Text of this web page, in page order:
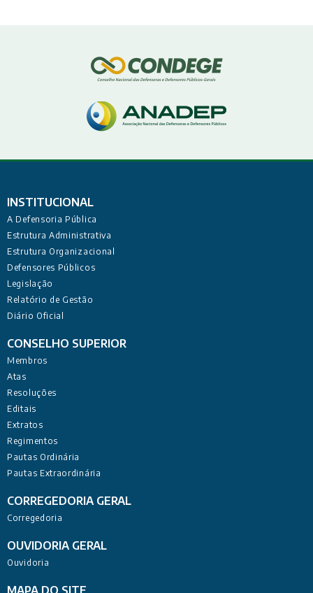
INSTITUCIONAL
A Defensoria Pública
Estrutura Administrativa
Estrutura Organizacional
Defensores Públicos
Legislação
Relatório de Gestão
Diário Oficial
CONSELHO SUPERIOR
Membros
Atas
Resoluções
Editais
Extratos
Regimentos
Pautas Ordinária
Pautas Extraordinária
CORREGEDORIA GERAL
Corregedoria
OUVIDORIA GERAL
Ouvidoria
MAPA DO SITE